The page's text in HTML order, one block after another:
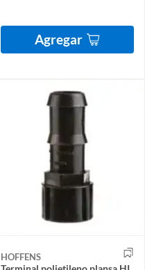
Agregar
HOFFENS